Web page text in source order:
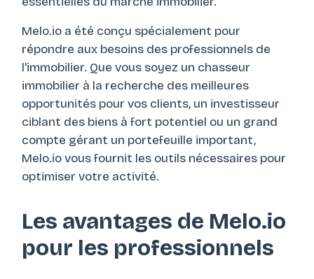
Melo.io a été conçu spécialement pour
répondre aux besoins des professionnels de
l'immobilier. Que vous soyez un chasseur
immobilier à la recherche des meilleures
opportunités pour vos clients, un investisseur
ciblant des biens à fort potentiel ou un grand
compte gérant un portefeuille important,
Melo.io vous fournit les outils nécessaires pour
optimiser votre activité.
Les avantages de Melo.io
pour les professionnels